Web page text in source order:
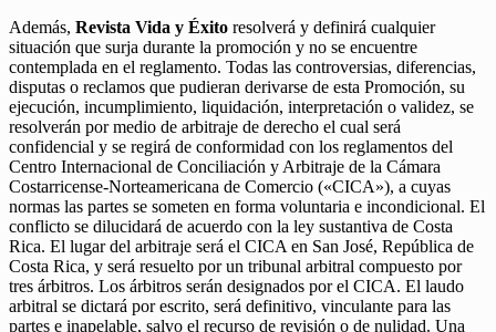
Además, Revista Vida y Éxito resolverá y definirá cualquier
situación que surja durante la promoción y no se encuentre
contemplada en el reglamento. Todas las controversias, diferencias,
disputas o reclamos que pudieran derivarse de esta Promoción, su
ejecución, incumplimiento, liquidación, interpretación o validez, se
resolverán por medio de arbitraje de derecho el cual será
confidencial y se regirá de conformidad con los reglamentos del
Centro Internacional de Conciliación y Arbitraje de la Cámara
Costarricense-Norteamericana de Comercio («CICA»), a cuyas
normas las partes se someten en forma voluntaria e incondicional. El
conflicto se dilucidará de acuerdo con la ley sustantiva de Costa
Rica. El lugar del arbitraje será el CICA en San José, República de
Costa Rica, y será resuelto por un tribunal arbitral compuesto por
tres árbitros. Los árbitros serán designados por el CICA. El laudo
arbitral se dictará por escrito, será definitivo, vinculante para las
partes e inapelable, salvo el recurso de revisión o de nulidad. Una